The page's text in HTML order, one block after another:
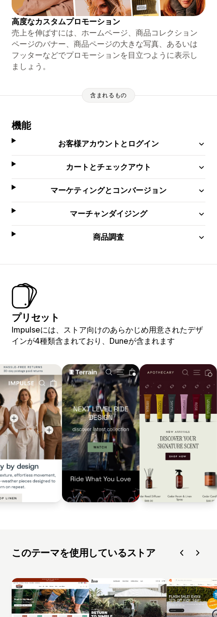
高度なカスタムプロモーション
売上を伸ばすには、ホームページ、商品コレクション
ページのバナー、商品ページの大きな写真、あるいは
フッターなどでプロモーションを目立つように表示し
ましょう。
含まれるもの
機能
お客様アカウントとログイン
カートとチェックアウト
マーケティングとコンバージョン
マーチャンダイジング
商品調査
プリセット
Impulseには、ストア向けのあらかじめ用意されたデザ
インが4種類含まれており、Duneが含まれます
このテーマを使用しているストア